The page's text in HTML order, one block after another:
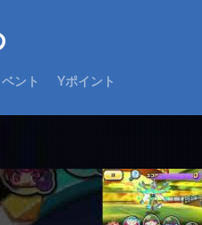
ント Yポイント